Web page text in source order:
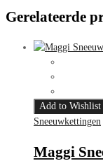
Gerelateerde
Add to Wishlist
Sneeuwkettingen
Maggi